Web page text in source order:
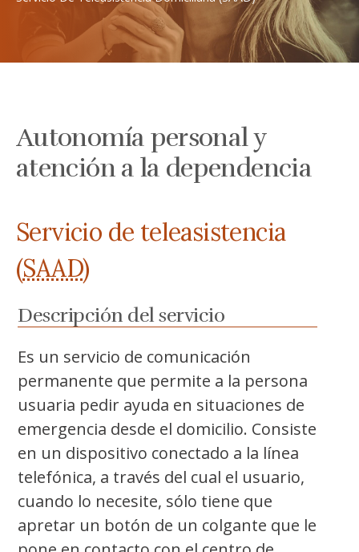
Autonomía personal y
atención a la dependencia
Servicio de teleasistencia
(SAAD)
Descripción del servicio
Es un servicio de comunicación
permanente que permite a la persona
usuaria pedir ayuda en situaciones de
emergencia desde el domicilio. Consiste
en un dispositivo conectado a la línea
telefónica, a través del cual el usuario,
cuando lo necesite, sólo tiene que
apretar un botón de un colgante que le